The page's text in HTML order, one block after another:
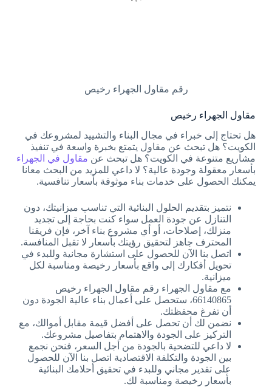
رقم مقاول الجهراء رخيص
مقاول الجهراء رخيص
هل تحتاج إلى خبراء في مجال البناء والتشييد لمشروعك في
الكويت؟ هل تبحث عن مقاول يتمتع بخبرة واسعة في تنفيذ
مشاريع متنوعة في الكويت؟ هل تبحث عن مقاول في الجهراء
بأسعار معقولة وجودة عالية؟ لا داعي للمزيد من البحث معانا
يمكنك الحصول على خدمات بناء موثوقة بأسعار تنافسية.
نتميز بتقديم الحلول البنائية التي تناسب ميزانيتك، دون
التنازل عن جودة العمل سواء كنت بحاجة إلى تجديد
منزلك، إصلاحات، أو أي مشروع بناء آخر، فإن فريقنا
المحترف جاهز لتحقيق رؤيتك بأسعار لا تقبل المنافسة.
اتصل بنا الآن للحصول على استشارة مجانية وللبدء في
تحويل أفكارك إلى واقع بأسعار رخيصة ومناسبة لكل
ميزانية.
مع مقاول الجهراء رقم مقاول الجهراء رخيص
66140865، ستحصل على أعمال بناء عالية الجودة دون
أن تفرغ محفظتك.
نضمن لك أن تحصل على أفضل قيمة مقابل أموالك، مع
التركيز على الجودة والاهتمام بتفاصيل مشروعك.
لا داعي للتضحية بالجودة من أجل السعر، فنحن نجمع
بين الجودة والتكلفة الاقتصادية اتصل بنا الآن للحصول
على تقدير مجاني وللبدء في تحقيق أحلامك البنائية
بأسعار رخيصة ومناسبة لك.